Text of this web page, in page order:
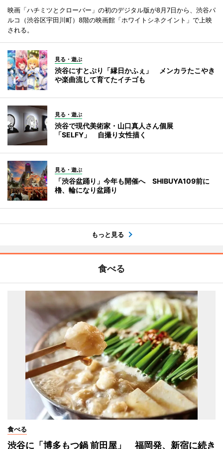
映画「ハチミツとクローバー」の初のデジタル版が8月7日から、渋谷パ
ルコ（渋谷区宇田川町）8階の映画館「ホワイトシネクイント」で上映
される。
見る・遊ぶ
渋谷にすとぷり「縁日かふぇ」 メンカラたこやき
や楽曲流して育てたイチゴも
見る・遊ぶ
渋谷で現代美術家・山口真人さん個展
「SELFY」 自撮り女性描く
見る・遊ぶ
「渋谷盆踊り」今年も開催へ SHIBUYA109前に
櫓、輪になり盆踊り
もっと見る
食べる
食べる
渋谷に「博多もつ鍋 前田屋」 福岡発、新宿に続き